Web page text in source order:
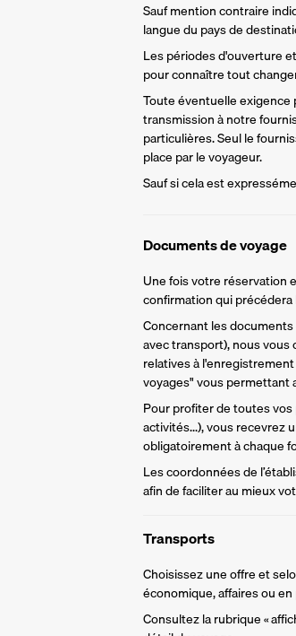
Sauf mention contraire
langue du pays de
Les périodes d'ouverture
pour connaître tout
Toute éventuelle exigence
transmission à notre
particulières. Seul le
place par le voyageur.
Sauf si cela est
Documents de voyage
Une fois votre réservation
confirmation qui précédera
Concernant les
avec transport), nous
relatives à
voyages" vous permettant
Pour profiter de toutes
activités...), vous recevrez
obligatoirement à chaque
Les coordonnées de
afin de faciliter au mieux
Transports
Choisissez une offre et
économique, affaires ou
Consultez la rubrique «